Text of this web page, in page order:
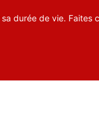
durée de vie. Faites